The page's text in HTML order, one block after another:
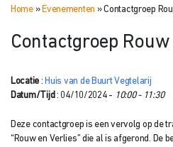
Home» Evenementen »Contactgroep
Contactgroep
Locatie : Huis van de Buurt Vegtelarij
Datum/Tijd : 04/10/2024 - 10:00 - 11:30
Deze contactgroep is een vervolg op de
“Rouw en Verlies” die al is afgerond. De